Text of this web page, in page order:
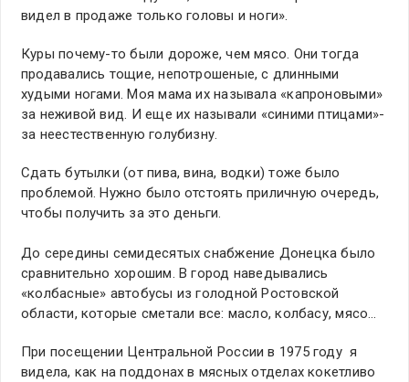
видел в продаже только головы и ноги».
Куры почему-то были дороже, чем мясо. Они тогда
продавались тощие, непотрошеные, с длинными
худыми ногами. Моя мама их называла «капроновыми»
за неживой вид. И еще их называли «синими птицами»-
за неестественную голубизну.
Сдать бутылки (от пива, вина, водки) тоже было
проблемой. Нужно было отстоять приличную очередь,
чтобы получить за это деньги.
До середины семидесятых снабжение Донецка было
сравнительно хорошим. В город наведывались
«колбасные» автобусы из голодной Ростовской
области, которые сметали все: масло, колбасу, мясо…
При посещении Центральной России в 1975 году я
видела, как на поддонах в мясных отделах кокетливо